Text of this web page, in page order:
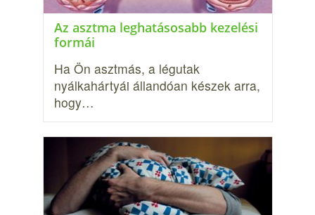
Az asztma leghatásosabb kezelési
formái
Ha Ön asztmás, a légutak
nyálkahártyái állandóan készek arra,
hogy…